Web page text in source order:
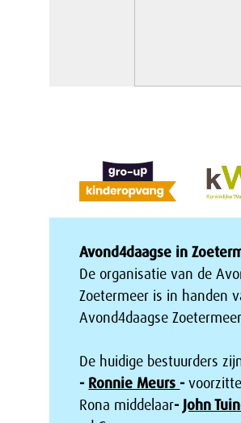
Avond4daagse in
De organisatie van de
Zoetermeer is in handen
Avond4daagse
De huidige bestuurders
- Ronnie Meurs -
Rona middelaar-John